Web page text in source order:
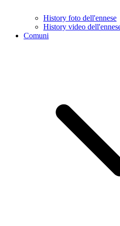
History foto dell'ennese
History video
Comuni